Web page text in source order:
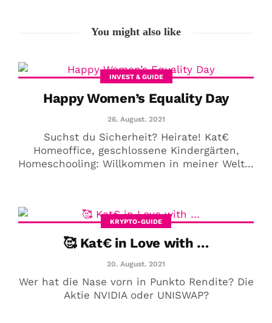
You might also like
INVEST & GUIDE
Happy Women’s Equality Day
26. August. 2021
Suchst du Sicherheit? Heirate! Kat€
Homeoffice, geschlossene Kindergärten,
Homeschooling: Willkommen in meiner Welt...
KRYPTO-GUIDE
🥰 Kat€ in Love with …
20. August. 2021
Wer hat die Nase vorn in Punkto Rendite? Die
Aktie NVIDIA oder UNISWAP?